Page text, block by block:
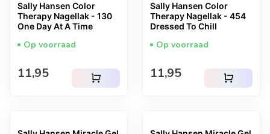
Sally Hansen Color
Therapy Nagellak - 130
One Day At A Time
Op voorraad
Normale prijs
11,95 shopping_cart
Sally Hansen Color
Therapy Nagellak - 454
Dressed To Chill
Op voorraad
Normale prijs
11,95 shopping_cart